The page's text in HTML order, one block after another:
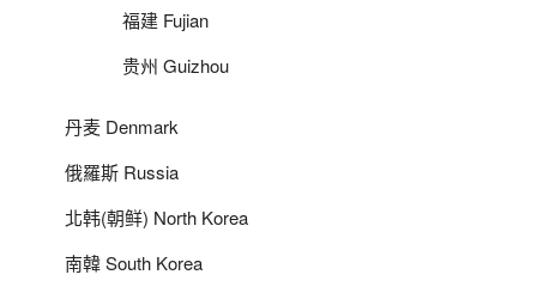
福建 Fujian
贵州 Guizhou
丹麦 Denmark
俄羅斯 Russia
北韩(朝鲜) North Korea
南韓 South Korea